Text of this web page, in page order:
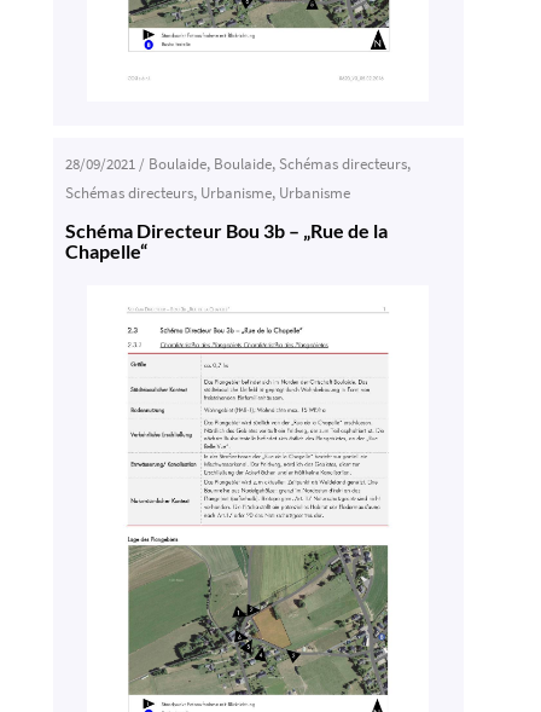
28/09/2021/ Boulaide, Boulaide,Schémas directeurs,
Schémas directeurs, Urbanisme, Urbanisme
Schéma Directeur Bou 3b – „Rue de la
Chapelle“